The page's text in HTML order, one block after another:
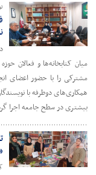
میان کتابخانه‌ها و فعالان
مشترکی را با حضور اعضای
همکاری‌های دوطرفه با
بیشتری در سطح جامعه اجرا